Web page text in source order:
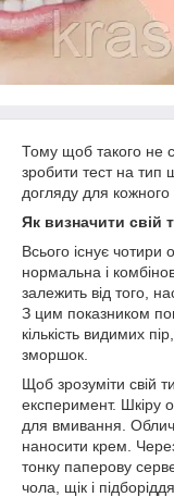
Тому щоб такого не
зробити тест на тип
догляду для кожного
Як визначити свій
Всього існує чотири
нормальна і
залежить від того,
З цим показником
кількість видимих
зморшок.
Щоб зрозуміти свій
експеримент. Шкіру
для вмивання.
наносити крем.
тонку паперову
чола, щік і підборіддя.